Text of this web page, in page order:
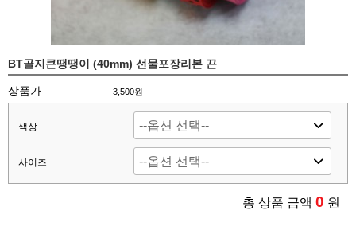
BT골지큰땡땡이 (40mm) 선물포장리본 끈
상품가 3,500원
색상
사이즈
총 상품 금액 0 원